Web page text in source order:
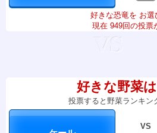
好きな恐竜を お選
現在 949回の投票
好きな野菜
投票すると野菜ランキン
VS